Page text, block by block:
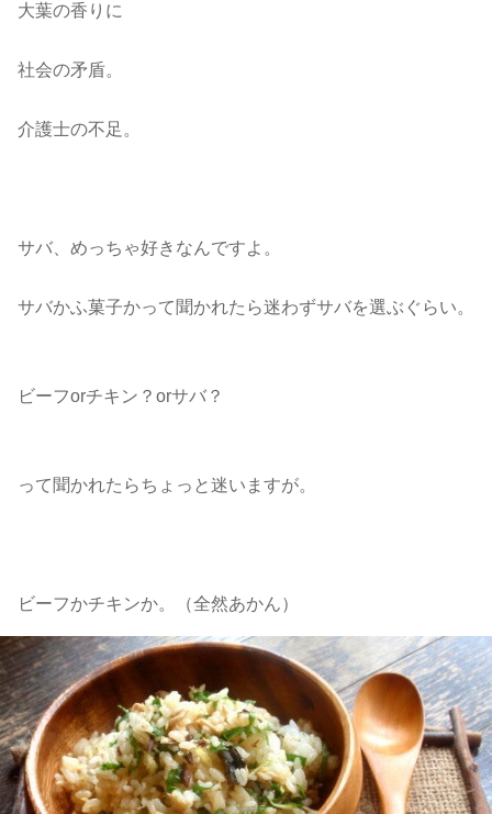
大葉の香りに
社会の矛盾。
介護士の不足。
サバ、めっちゃ好きなんですよ。
サバかふ菓子かって聞かれたら迷わずサバを選ぶぐらい。
ビーフorチキン？orサバ？
って聞かれたらちょっと迷いますが。
ビーフかチキンか。（全然あかん）